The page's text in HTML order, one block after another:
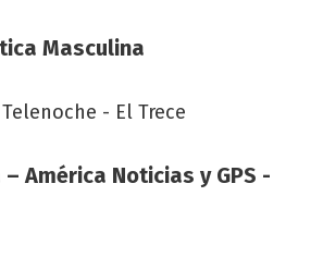
Masculina
- El Trece
América Noticias y GPS -